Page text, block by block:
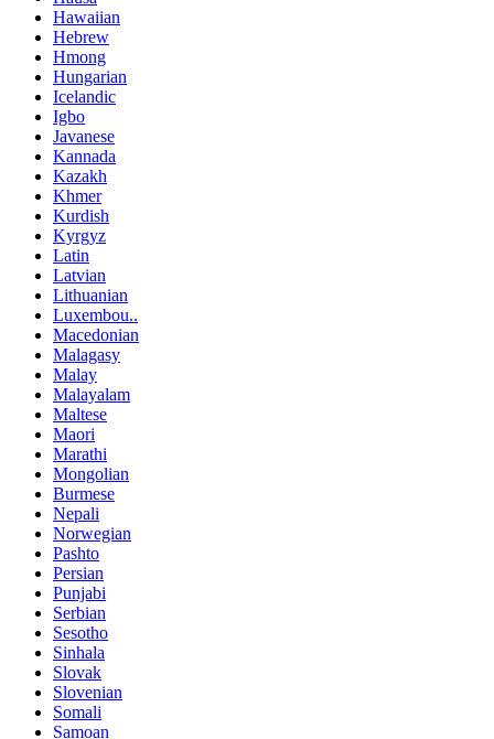
Hawaiian
Hebrew
Hmong
Hungarian
Icelandic
Igbo
Javanese
Kannada
Kazakh
Khmer
Kurdish
Kyrgyz
Latin
Latvian
Lithuanian
Luxembou..
Macedonian
Malagasy
Malay
Malayalam
Maltese
Maori
Marathi
Mongolian
Burmese
Nepali
Norwegian
Pashto
Persian
Punjabi
Serbian
Sesotho
Sinhala
Slovak
Slovenian
Somali
Samoan